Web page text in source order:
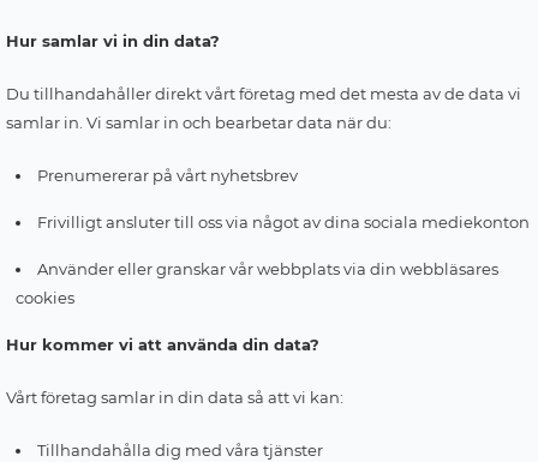
Hur samlar vi in din data?
Du tillhandahåller direkt vårt företag med det mesta av de data vi
samlar in. Vi samlar in och bearbetar data när du:
Prenumererar på vårt nyhetsbrev
Frivilligt ansluter till oss via något av dina sociala mediekonton
Använder eller granskar vår webbplats via din webbläsares
cookies
Hur kommer vi att använda din data?
Vårt företag samlar in din data så att vi kan:
Tillhandahålla dig med våra tjänster